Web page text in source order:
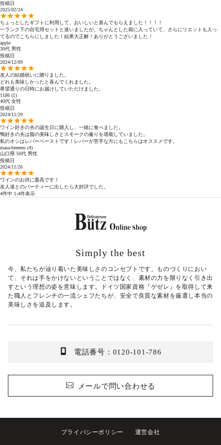
投稿日
2025/02/24
ちょっとしたギフトに利用して、おいしいと喜んでもらえました！！！！
一ランク下の自宅用セットと迷いましたが、ちゃんとした箱に入っていて、さらにリエットも入っ
てるのでこちらにしました！結果大正解！ありがとうございました！
apple
30代 男性
投稿日
2024/12/09
友人の結婚祝いに贈りました。
どれも美味しかったと喜んでくれました。
希望通りの日時にお届けしていただけました。
1186
1
40代 女性
投稿日
2024/11/29
ワイン好きの夫の誕生日に購入し、一緒に食べました。
鴨好きの夫は脂の美味しさとスモークの薫りを堪能していました。
私のオシはレバーペーストです！レバーが苦手な方にもこちらはオススメです。
masa-beeeem
4
山口県 50代 男性
投稿日
2024/11/26
ワインのお供に最高です！
友人達とのパーティーに出したら大好評でした。
4件中 1-4件表示
Simply the best
今、私たちが辿り着いた美味しさのコンセプトです。ものづくりにおい
て、それは手をかけないということではなく、素材の力を限りなく引き出
すという理想の姿を意味します。ドイツ国家資格『ゲゼレ』を取得して来
た職人とフレンチの一流シェフたちが、安全で良質な素材を厳選し本当の
美味しさを追及します。
電話番号：0120-101-786
メールで問い合わせる
プライバシーポリシー 運営会社